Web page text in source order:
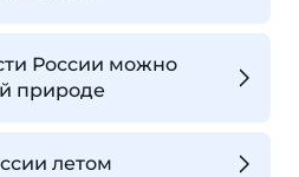
России можно
природе
летом